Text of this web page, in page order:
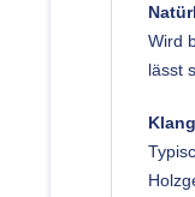
Wird
lässt
Klang